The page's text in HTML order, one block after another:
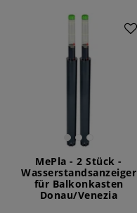
MePla - 2 Stück -
Wasserstandsanzeiger
für Balkonkasten
Donau/Venezia